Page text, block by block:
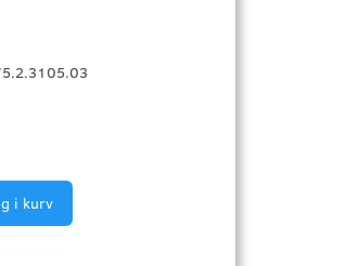
i kurv